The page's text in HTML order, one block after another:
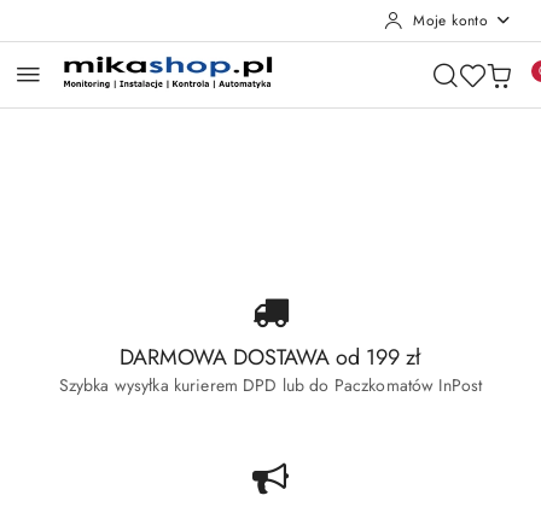
Moje konto
DARMOWA DOSTAWA od 199 zł
Szybka wysyłka kurierem DPD lub do Paczkomatów InPost